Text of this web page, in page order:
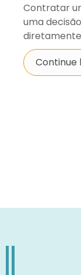
Contratar
uma
diretamente
Continue